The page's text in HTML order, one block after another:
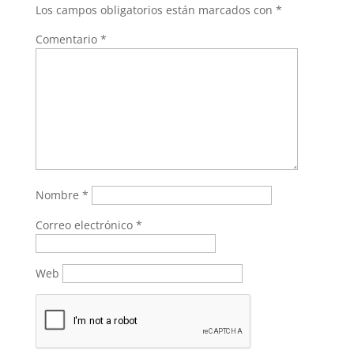
Los campos obligatorios están marcados con *
Comentario *
Nombre *
Correo electrónico *
Web